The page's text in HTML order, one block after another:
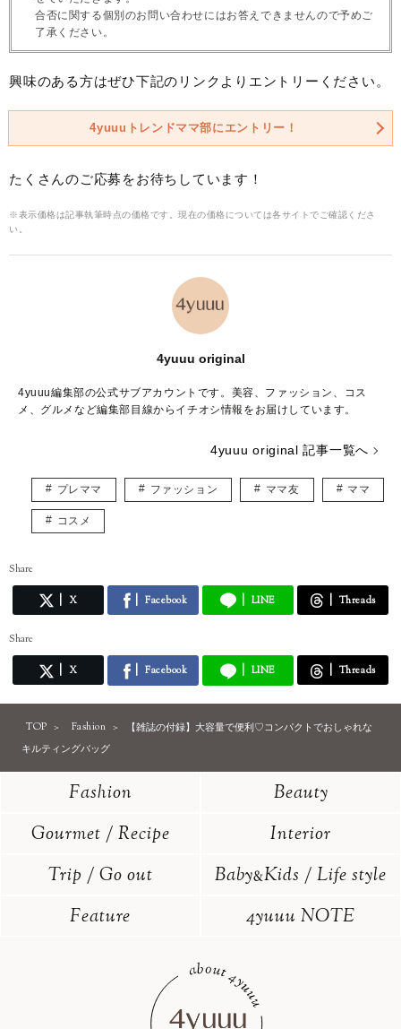
合否に関する個別のお問い合わせにはお答えできませんので予めご
了承ください。
興味のある方はぜひ下記のリンクよりエントリーください。
4yuuuトレンドママ部にエントリー！
たくさんのご応募をお待ちしています！
※表示価格は記事執筆時点の価格です。現在の価格については各サイトでご確認くださ
い。
4yuuu original
4yuuu編集部の公式サブアカウントです。美容、ファッション、コス
メ、グルメなど編集部目線からイチオシ情報をお届けしています。
4yuuu original 記事一覧へ
プレママ ファッション ママ友 ママ
コスメ
Share
X Facebook LINE Threads
Share
X Facebook LINE Threads
TOP Fashion
【雑誌の付録】大容量で便利♡コンパクトでおしゃれな
キルティングバッグ
Fashion
Beauty
Gourmet / Recipe
Interior
Trip / Go out
Baby&Kids / Life style
Feature
4yuuu NOTE